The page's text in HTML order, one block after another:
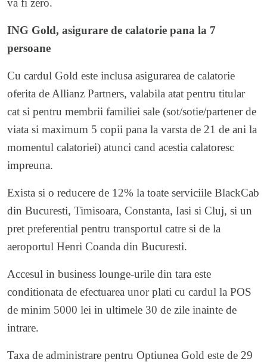
va fi zero.
ING Gold, asigurare de calatorie pana la 7
persoane
Cu cardul Gold este inclusa asigurarea de calatorie
oferita de Allianz Partners, valabila atat pentru titular
cat si pentru membrii familiei sale (sot/sotie/partener de
viata si maximum 5 copii pana la varsta de 21 de ani la
momentul calatoriei) atunci cand acestia calatoresc
impreuna.
Exista si o reducere de 12% la toate serviciile BlackCab
din Bucuresti, Timisoara, Constanta, Iasi si Cluj, si un
pret preferential pentru transportul catre si de la
aeroportul Henri Coanda din Bucuresti.
Accesul in business lounge-urile din tara este
conditionata de efectuarea unor plati cu cardul la POS
de minim 5000 lei in ultimele 30 de zile inainte de
intrare.
Taxa de administrare pentru Optiunea Gold este de 29